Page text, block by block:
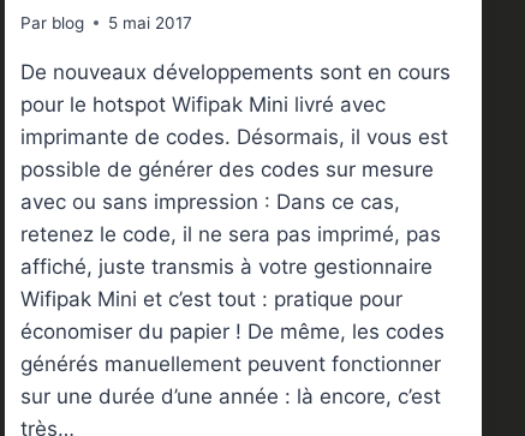
Par blog 5 mai 2017
De nouveaux développements sont en cours
pour le hotspot Wifipak Mini livré avec
imprimante de codes. Désormais, il vous est
possible de générer des codes sur mesure
avec ou sans impression : Dans ce cas,
retenez le code, il ne sera pas imprimé, pas
affiché, juste transmis à votre gestionnaire
Wifipak Mini et c’est tout : pratique pour
économiser du papier ! De même, les codes
générés manuellement peuvent fonctionner
sur une durée d’une année : là encore, c’est
très…